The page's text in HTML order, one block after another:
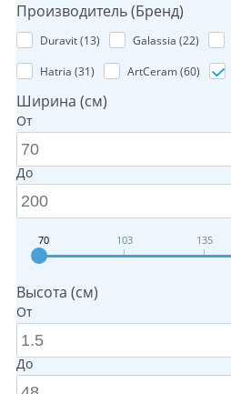
Производитель (Бренд)
Duravit (13) Galassia (22)
Hatria (31) ArtCeram (60)
Ширина (см)
От
До
70 103 135
Высота (см)
От
До